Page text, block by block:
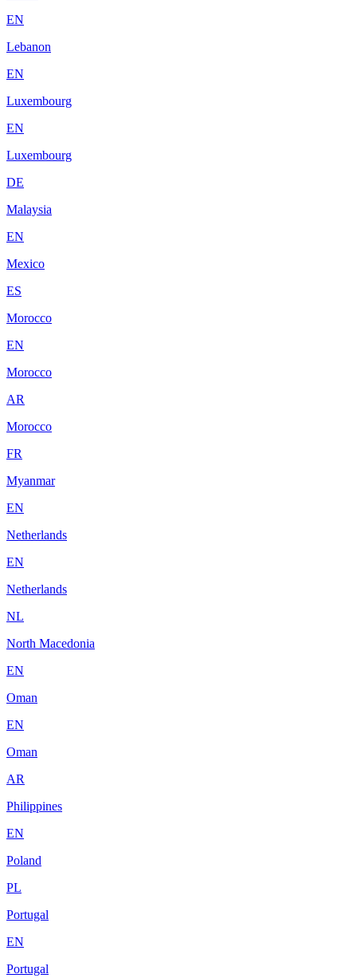
EN
Lebanon
EN
Luxembourg
EN
Luxembourg
DE
Malaysia
EN
Mexico
ES
Morocco
EN
Morocco
AR
Morocco
FR
Myanmar
EN
Netherlands
EN
Netherlands
NL
North Macedonia
EN
Oman
EN
Oman
AR
Philippines
EN
Poland
PL
Portugal
EN
Portugal